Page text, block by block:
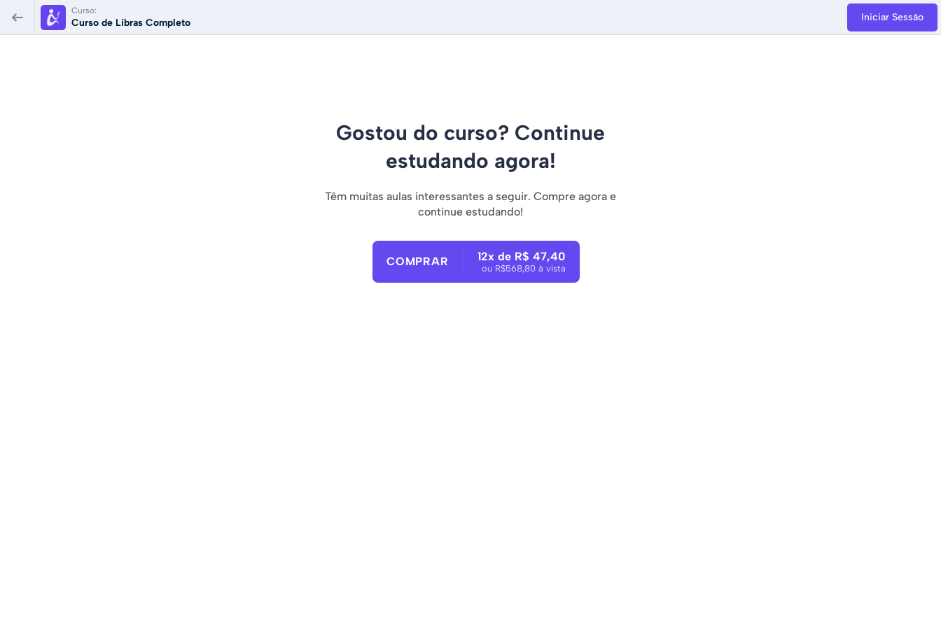
Curso:
Curso de Libras Completo Iniciar Sessão
Gostou do curso? Continue
estudando agora!
Têm muitas aulas interessantes a seguir. Compre agora e
continue estudando!
COMPRAR 12x de R$ 47,40
ou R$568,80 à vista